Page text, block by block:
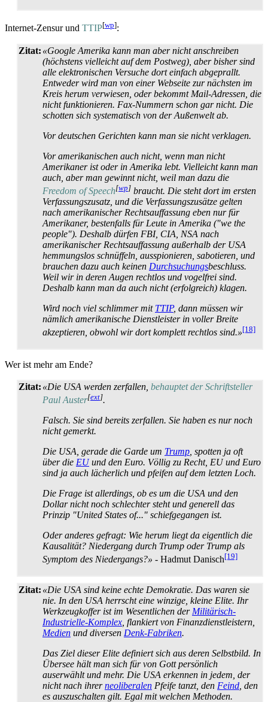
Internet-Zensur und TTIP[wp]:
Zitat: «Google Amerika kann man aber nicht anschreiben
(höchstens vielleicht auf dem Postweg), aber bisher sind
alle elektronischen Versuche dort einfach abgeprallt.
Entweder wird man von einer Webseite zur nächsten im
Kreis herum verwiesen, oder bekommt Mail-Adressen, die
nicht funktionieren. Fax-Nummern schon gar nicht. Die
schotten sich systematisch von der Außenwelt ab.
Vor deutschen Gerichten kann man sie nicht verklagen.
Vor amerikanischen auch nicht, wenn man nicht
Amerikaner ist oder in Amerika lebt. Vielleicht kann man
auch, aber man gewinnt nicht, weil man dazu die
Freedom of Speech[wp] braucht. Die steht dort im ersten
Verfassungs­zusatz, und die Verfassungs­zusätze gelten
nach amerikanischer Rechts­auf­fassung eben nur für
Amerikaner, bestenfalls für Leute in Amerika ("we the
people"). Deshalb dürfen FBI, CIA, NSA nach
amerikanischer Rechts­auf­fassung außerhalb der USA
hemmungslos schnüffeln, ausspionieren, sabotieren, und
brauchen dazu auch keinen Durchsuchungs­beschluss.
Weil wir in deren Augen rechtlos und vogelfrei sind.
Deshalb kann man da auch nicht (erfolgreich) klagen.
Wird noch viel schlimmer mit TTIP, dann müssen wir
nämlich amerikanische Dienstleister in voller Breite
akzeptieren, obwohl wir dort komplett rechtlos sind.»[18]
Wer ist mehr am Ende?
Zitat: «Die USA werden zerfallen, behauptet der Schriftsteller
Paul Auster[ext].
Falsch. Sie sind bereits zerfallen. Sie haben es nur noch
nicht gemerkt.
Die USA, gerade die Garde um Trump , spotten ja oft
über die EUund den Euro. Völlig zu Recht, EU und Euro
sind ja auch lächerlich und pfeifen auf dem letzten Loch.
Die Frage ist allerdings, ob es um die USA und den
Dollar nicht noch schlechter steht und generell das
Prinzip "United States of..." schief­gegangen ist.
Oder anderes gefragt: Wie herum liegt da eigentlich die
Kausalität? Niedergang durch Trump oder Trump als
Symptom des Niedergangs?» - Hadmut Danisch[19]
Zitat: «Die USA sind keine echte Demokratie. Das waren sie
nie. In den USA herrscht eine winzige, kleine Elite. Ihr
Werkzeug­koffer ist im Wesentlichen der Militärisch-
Industrielle-Komplex , flankiert von Finanz­dienst­leistern,
Medien und diversen Denk-Fabriken.
Das Ziel dieser Elite definiert sich aus deren Selbstbild. In
Übersee hält man sich für von Gott persönlich
auserwählt und mehr. Die USA erkennen in jedem, der
nicht nach ihrerneo­liberalen Pfeife tanzt, den Feind , den
es auszuschalten gilt. Egal mit welchen Methoden.